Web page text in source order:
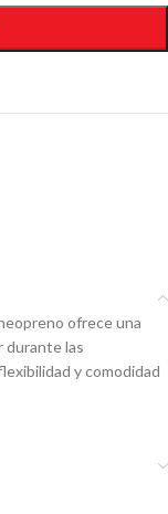
ofrece una
durante las
y comodidad